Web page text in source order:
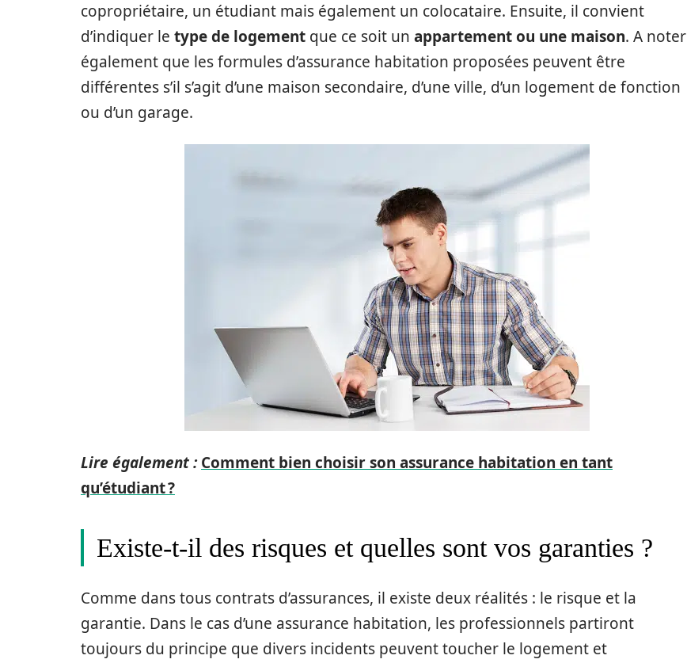
copropriétaire, un étudiant mais également un colocataire. Ensuite, il convient
d’indiquer le type de logement que ce soit un appartement ou une maison. A noter
également que les formules d’assurance habitation proposées peuvent être
différentes s’il s’agit d’une maison secondaire, d’une ville, d’un logement de fonction
ou d’un garage.
Lire également : Comment bien choisir son assurance habitation en tant
qu’étudiant ?
Existe-t-il des risques et quelles sont vos garanties ?
Comme dans tous contrats d’assurances, il existe deux réalités : le risque et la
garantie. Dans le cas d’une assurance habitation, les professionnels partiront
toujours du principe que divers incidents peuvent toucher le logement et